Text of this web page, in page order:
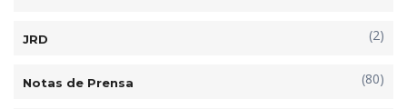
JRD (2)
Notas de Prensa (80)